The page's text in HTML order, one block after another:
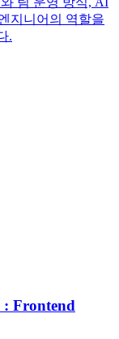
지니어의 역할을
.
: Frontend